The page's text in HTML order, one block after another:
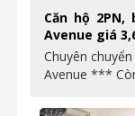
Căn hộ
Avenue giá
Chuyên
Avenue ***